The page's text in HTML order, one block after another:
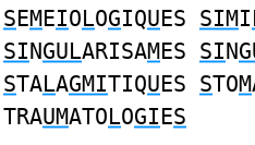
SEMEIOLOGIQUES SIMI
SINGULARISAMES SIN
STALAGMITIQUES STOM
TRAUMATOLOGIES